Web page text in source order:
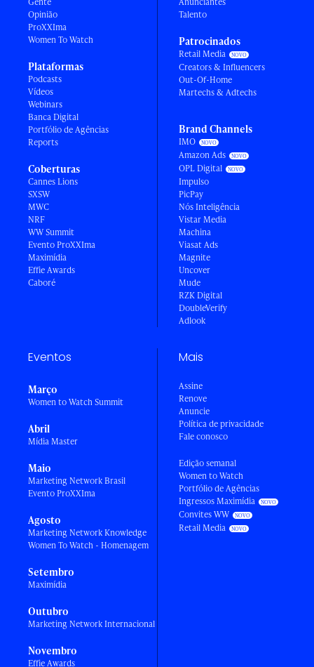
Opinião
ProXXIma
Women To Watch
Plataformas
Podcasts
Vídeos
Webinars
Banca Digital
Portfólio de Agências
Reports
Coberturas
Cannes Lions
SXSW
MWC
NRF
WW Summit
Evento ProXXIma
Maximídia
Effie Awards
Caboré
Talento
Patrocinados
Retail Media
Creators & Influencers
Out-Of-Home
Martechs & Adtechs
Brand Channels
IMO
Amazon Ads
OPL Digital
Impulso
PicPay
Nós Inteligência
Vistar Media
Machina
Viasat Ads
Magnite
Uncover
Mude
RZK Digital
DoubleVerify
Adlook
Eventos
Março
Women to Watch Summit
Abril
Mídia Master
Maio
Marketing Network Brasil
Evento ProXXIma
Agosto
Marketing Network Knowledge
Women To Watch - Homenagem
Setembro
Maximídia
Outubro
Marketing Network Internacional
Novembro
Effie Awards
Mais
Assine
Renove
Anuncie
Política de privacidade
Fale conosco
Edição semanal
Women to Watch
Portfólio de Agências
Ingressos Maximídia
Convites WW
Retail Media